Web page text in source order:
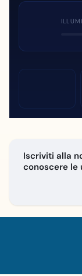
Iscriviti alla
conoscere le